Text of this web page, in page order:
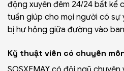
động xuyên đêm 24/24 bất kể
tuần giúp cho mọi người có sự
bị hư hỏng giữa đường vào
Kỹ thuật viên có chuyên